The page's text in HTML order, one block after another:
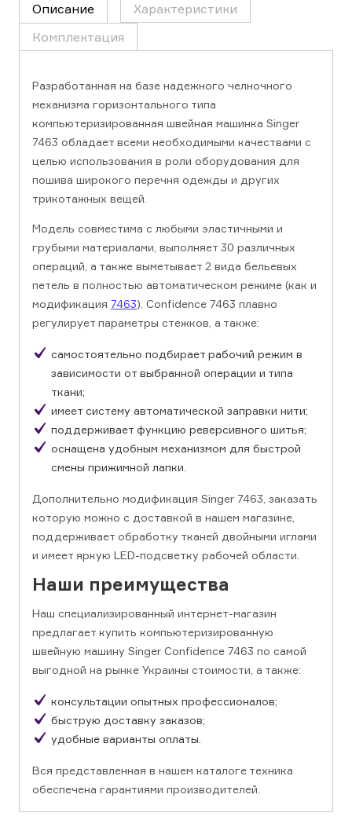
Описание
Характеристики
Комплектация
Разработанная на базе надежного челночного
механизма горизонтального типа
компьютеризированная швейная машинка Singer
7463 обладает всеми необходимыми качествами с
целью использования в роли оборудования для
пошива широкого перечня одежды и других
трикотажных вещей.
Модель совместима с любыми эластичными и
грубыми материалами, выполняет 30 различных
операций, а также выметывает 2 вида бельевых
петель в полностью автоматическом режиме (как и
модификация 7463). Confidence 7463 плавно
регулирует параметры стежков, а также:
самостоятельно подбирает рабочий режим в
зависимости от выбранной операции и типа
ткани;
имеет систему автоматической заправки нити;
поддерживает функцию реверсивного шитья;
оснащена удобным механизмом для быстрой
смены прижимной лапки.
Дополнительно модификация Singer 7463, заказать
которую можно с доставкой в нашем магазине,
поддерживает обработку тканей двойными иглами
и имеет яркую LED-подсветку рабочей области.
Наши преимущества
Наш специализированный интернет-магазин
предлагает купить компьютеризированную
швейную машину Singer Confidence 7463 по самой
выгодной на рынке Украины стоимости, а также:
консультации опытных профессионалов;
быструю доставку заказов;
удобные варианты оплаты.
Вся представленная в нашем каталоге техника
обеспечена гарантиями производителей.